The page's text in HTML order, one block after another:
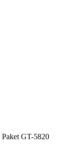
GT-5820